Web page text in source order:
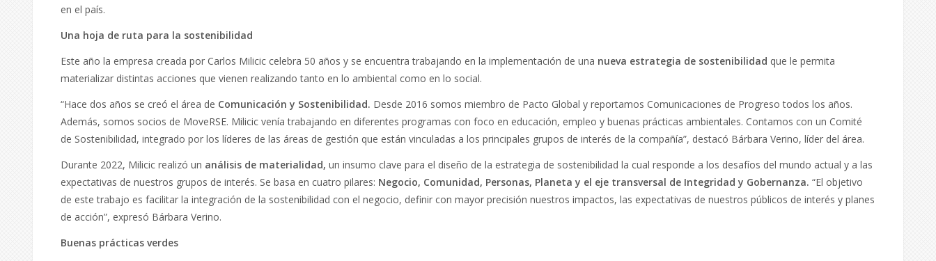
en el país.
Una hoja de ruta para la sostenibilidad
Este año la empresa creada por Carlos Milicic celebra 50 años y se encuentra trabajando en la implementación de una nueva estrategia de sostenibilidad que le permita
materializar distintas acciones que vienen realizando tanto en lo ambiental como en lo social.
“Hace dos años se creó el área de Comunicación y Sostenibilidad. Desde 2016 somos miembro de Pacto Global y reportamos Comunicaciones de Progreso todos los años.
Además, somos socios de MoveRSE. Milicic venía trabajando en diferentes programas con foco en educación, empleo y buenas prácticas ambientales. Contamos con un Comité
de Sostenibilidad, integrado por los líderes de las áreas de gestión que están vinculadas a los principales grupos de interés de la compañía”, destacó Bárbara Verino, líder del área.
Durante 2022, Milicic realizó un análisis de materialidad, un insumo clave para el diseño de la estrategia de sostenibilidad la cual responde a los desafíos del mundo actual y a las
expectativas de nuestros grupos de interés. Se basa en cuatro pilares: Negocio, Comunidad, Personas, Planeta y el eje transversal de Integridad y Gobernanza. “El objetivo
de este trabajo es facilitar la integración de la sostenibilidad con el negocio, definir con mayor precisión nuestros impactos, las expectativas de nuestros públicos de interés y planes
de acción”, expresó Bárbara Verino.
Buenas prácticas verdes